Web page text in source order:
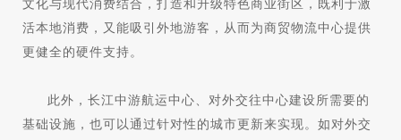
文化与现代消费结合，打造和升级特色商业街区，既利于激
活本地消费，又能吸引外地游客，从而为商贸物流中心提供
更健全的硬件支持。
此外，长江中游航运中心、对外交往中心建设所需要的
基础设施，也可以通过针对性的城市更新来实现。如对外交